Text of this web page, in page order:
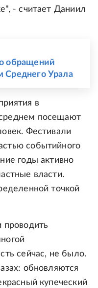
- считает Даниил
обращений
Среднего Урала
в
посещают
Фестивали
событийного
годы активно
власти.
точкой
проводить
сейчас, не было.
обновляются
купеческий